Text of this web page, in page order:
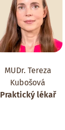
MUDr. Tereza
Kubošová
Praktický lékař